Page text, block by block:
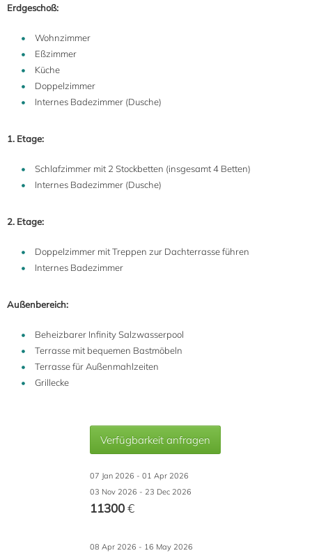
Erdgeschoß:
Wohnzimmer
Eßzimmer
Küche
Doppelzimmer
Internes Badezimmer (Dusche)
1. Etage:
Schlafzimmer mit 2 Stockbetten (insgesamt 4 Betten)
Internes Badezimmer (Dusche)
2. Etage:
Doppelzimmer mit Treppen zur Dachterrasse führen
Internes Badezimmer
Außenbereich:
Beheizbarer Infinity Salzwasserpool
Terrasse mit bequemen Bastmöbeln
Terrasse für Außenmahlzeiten
Grillecke
Verfügbarkeit anfragen
07 Jan 2026 - 01 Apr 2026
03 Nov 2026 - 23 Dec 2026
11300€
08 Apr 2026 - 16 May 2026